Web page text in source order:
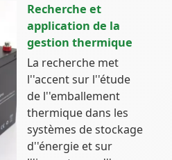
Recherche et
application de la
gestion thermique
La recherche met
l''accent sur l''étude
de l''emballement
thermique dans les
systèmes de stockage
d''énergie et sur